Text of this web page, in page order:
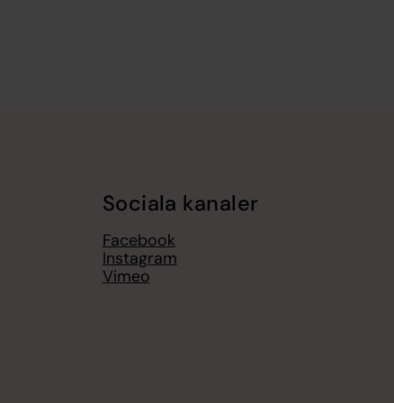
Sociala kanaler
Facebook
Instagram
Vimeo